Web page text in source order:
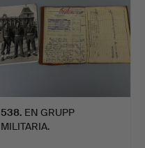
538. EN GRUPP
MILITARIA.